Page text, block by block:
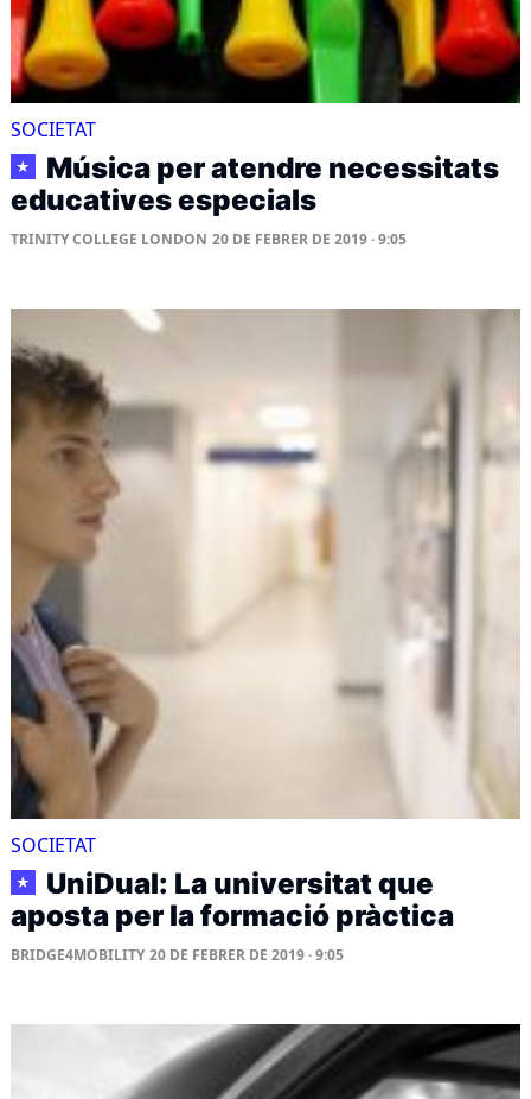
SOCIETAT
★
Música per atendre necessitats
educatives especials
TRINITY COLLEGE LONDON 20 DE FEBRER DE 2019 · 9:05
SOCIETAT
★
UniDual: La universitat que
aposta per la formació pràctica
BRIDGE4MOBILITY 20 DE FEBRER DE 2019 · 9:05